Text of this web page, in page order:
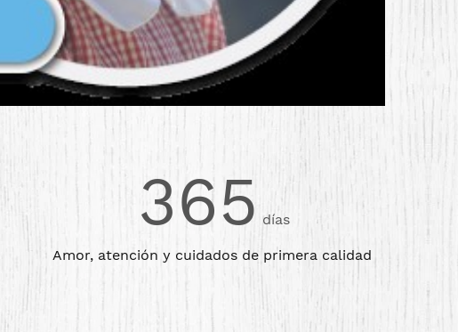
365 días
Amor, atención y cuidados de primera calidad